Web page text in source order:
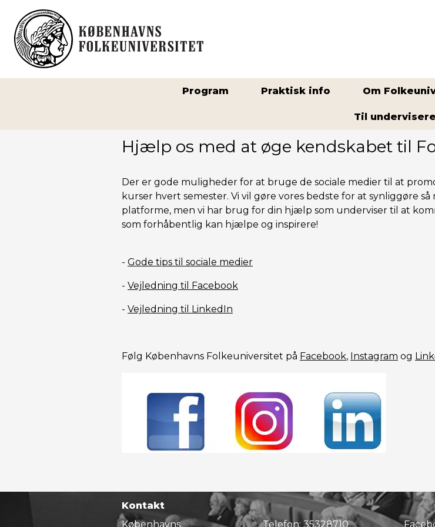
Program Praktisk info Om
Til undervisere
Praktisk om undervisning> Sociale
Hjælp os med at øge kendskabet til
Der er gode muligheder for at bruge de sociale medier til at
kurser hvert semester. Vi vil gøre vo­res bedste for at synliggøre
platforme, men vi har brug for din hjælp som underviser til at
som forhåbentlig kan hjælpe og inspirere!
- Gode tips til sociale medier
- Vejledning til Facebook
- Vejledning til LinkedIn
Følg Københavns Folkeuniversitet på Facebook, Instagram og
Kontakt
Københavns
Telefon: 35328710